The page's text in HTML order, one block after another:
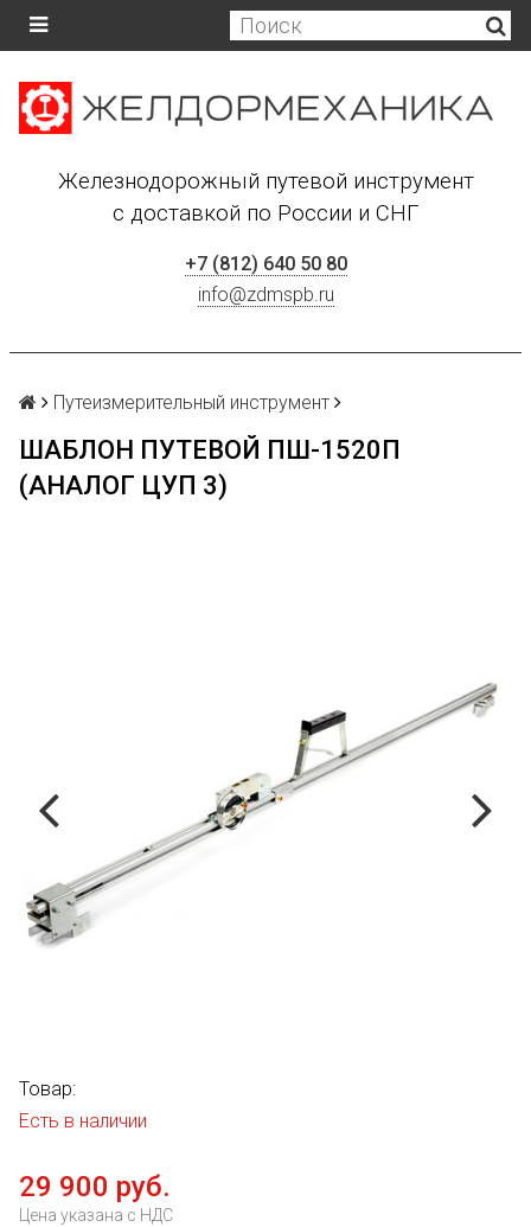
Железнодорожный путевой инструмент
с доставкой по России и СНГ
+7 (812) 640 50 80
info@zdmspb.ru
Путеизмерительный инструмент
ШАБЛОН ПУТЕВОЙ ПШ-1520П
(АНАЛОГ ЦУП 3)
Товар:
Есть в наличии
29 900 руб.
Цена указана с НДС